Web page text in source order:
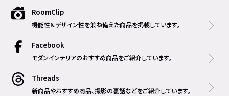
RoomClip
機能性＆デザイン性を兼ね備えた商品を掲載しています。
Facebook
モダンインテリアのおすすめ商品をご紹介しています。
Threads
新商品やおすすめ商品、撮影の裏話などをご紹介しています。